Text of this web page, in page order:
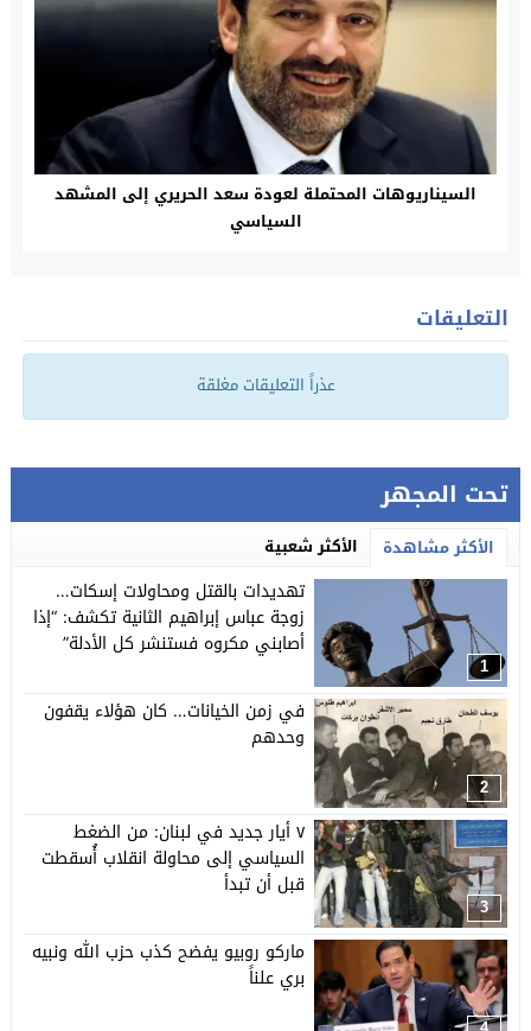
السيناريوهات المحتملة لعودة سعد الحريري إلى المشهد
السياسي
التعليقات
عذراً التعليقات مغلقة
تحت المجهر
الأكثر مشاهدة الأكثر شعبية
1
تهديدات بالقتل ومحاولات إسكات…
زوجة عباس إبراهيم الثانية تكشف: “إذا
أصابني مكروه فستنشر كل الأدلة”
2
في زمن الخيانات… كان هؤلاء يقفون
وحدهم
3
٧ أيار جديد في لبنان: من الضغط
السياسي إلى محاولة انقلاب أُسقطت
قبل أن تبدأ
ماركو روبيو يفضح كذب حزب الله ونبيه
بري علناً